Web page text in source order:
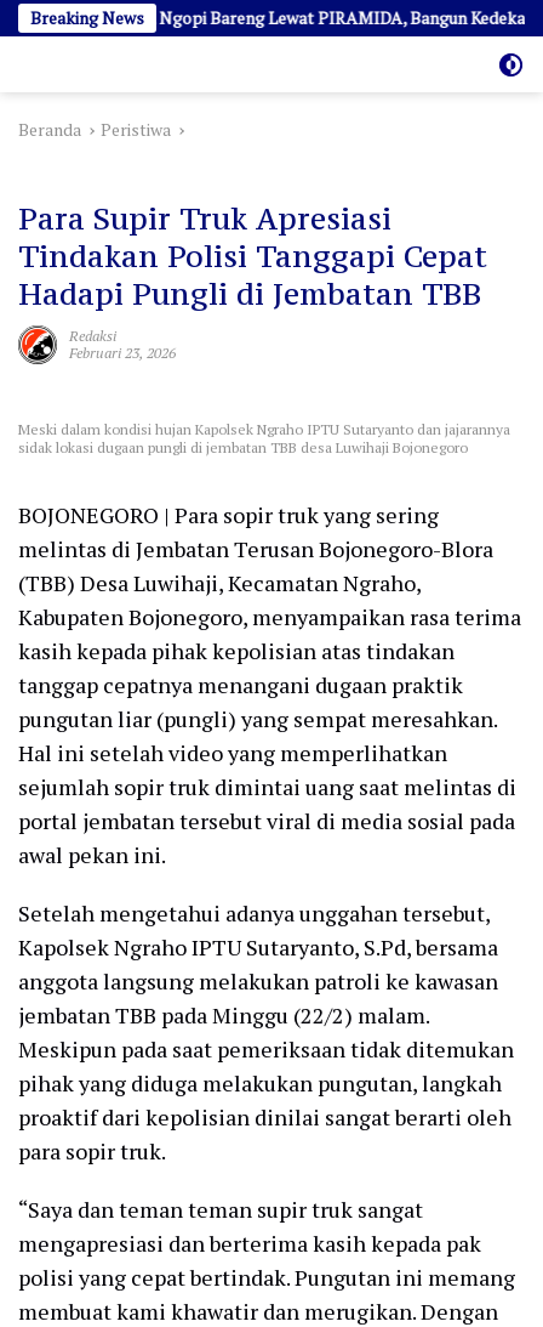
Langsung
ke
Breaking News
Awak Media Ngopi Bareng Lewat PIRAMIDA, Bangun Kedekatan
Beranda Peristiwa
Para Supir Truk Apresiasi
Tindakan Polisi Tanggapi Cepat
Hadapi Pungli di Jembatan TBB
Redaksi
Februari 23, 2026
Meski dalam kondisi hujan Kapolsek Ngraho IPTU Sutaryanto dan jajarannya
sidak lokasi dugaan pungli di jembatan TBB desa Luwihaji Bojonegoro
BOJONEGORO | Para sopir truk yang sering
melintas di Jembatan Terusan Bojonegoro-Blora
(TBB) Desa Luwihaji, Kecamatan Ngraho,
Kabupaten Bojonegoro, menyampaikan rasa terima
kasih kepada pihak kepolisian atas tindakan
tanggap cepatnya menangani dugaan praktik
pungutan liar (pungli) yang sempat meresahkan.
Hal ini setelah video yang memperlihatkan
sejumlah sopir truk dimintai uang saat melintas di
portal jembatan tersebut viral di media sosial pada
awal pekan ini.
Setelah mengetahui adanya unggahan tersebut,
Kapolsek Ngraho IPTU Sutaryanto, S.Pd, bersama
anggota langsung melakukan patroli ke kawasan
jembatan TBB pada Minggu (22/2) malam.
Meskipun pada saat pemeriksaan tidak ditemukan
pihak yang diduga melakukan pungutan, langkah
proaktif dari kepolisian dinilai sangat berarti oleh
para sopir truk.
“Saya dan teman teman supir truk sangat
mengapresiasi dan berterima kasih kepada pak
polisi yang cepat bertindak. Pungutan ini memang
membuat kami khawatir dan merugikan. Dengan